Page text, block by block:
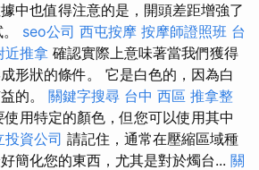
中也值得注意的是，開頭差距增強了
seo公司 西屯按摩 按摩師證照班 台
近推拿 確認實際上意味著當我們獲得
形狀的條件。 它是白色的，因為白
的。 關鍵字搜尋 台中 西區 推拿整
用特定的顏色，但您可以使用其中
投資公司 請記住，通常在壓縮區域種
簡化您的東西，尤其是對於燭台... 關